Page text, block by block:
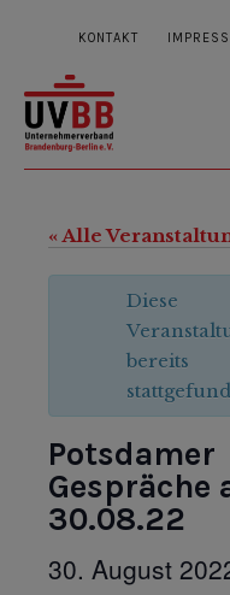
KONTAKT
« Alle
Diese
bereits
Potsdamer
Gespräche
30.08.22
30. August